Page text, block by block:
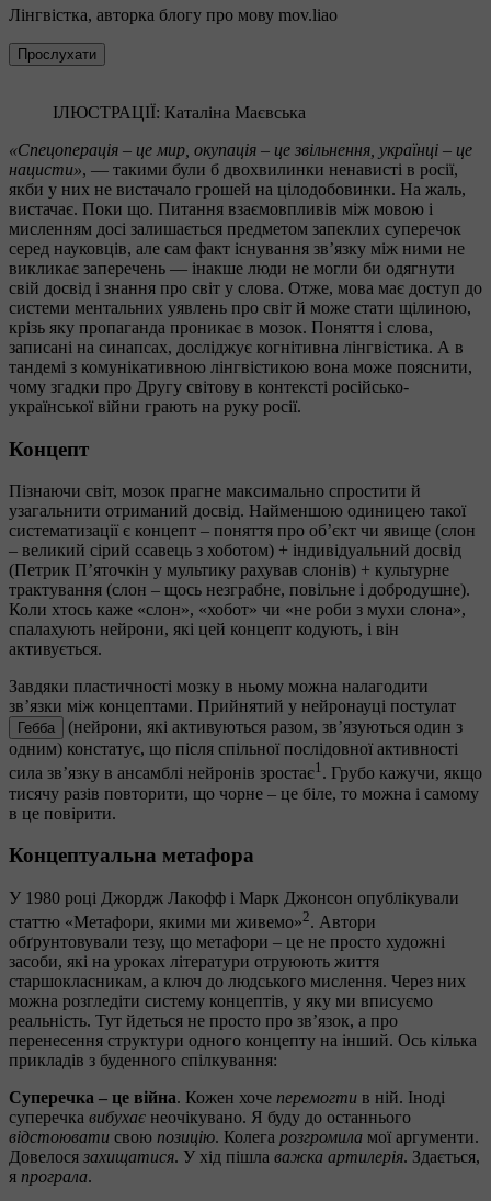
Лінгвістка, авторка блогу про мову mov.liao
Прослухати
ІЛЮСТРАЦІЇ: Каталіна Маєвська
«Спецоперація – це мир, окупація – це звільнення, українці – це
нацисти», — такими були б двохвилинки ненависті в росії,
якби у них не вистачало грошей на цілодобовинки. На жаль,
вистачає. Поки що. Питання взаємовпливів між мовою і
мисленням досі залишається предметом запеклих суперечок
серед науковців, але сам факт існування зв’язку між ними не
викликає заперечень — інакше люди не могли би одягнути
свій досвід і знання про світ у слова. Отже, мова має доступ до
системи ментальних уявлень про світ й може стати щілиною,
крізь яку пропаганда проникає в мозок. Поняття і слова,
записані на синапсах, досліджує когнітивна лінгвістика. А в
тандемі з комунікативною лінгвістикою вона може пояснити,
чому згадки про Другу світову в контексті російсько-
української війни грають на руку росії.
Концепт
Пізнаючи світ, мозок прагне максимально спростити й
узагальнити отриманий досвід. Найменшою одиницею такої
систематизації є концепт – поняття про об’єкт чи явище (слон
– великий сірий ссавець з хоботом) + індивідуальний досвід
(Петрик П’яточкін у мультику рахував слонів) + культурне
трактування (слон – щось незграбне, повільне і добродушне).
Коли хтось каже «слон», «хобот» чи «не роби з мухи слона»,
спалахують нейрони, які цей концепт кодують, і він
активується.
Завдяки пластичності мозку в ньому можна налагодити
зв’язки між концептами. Прийнятий у нейронауці постулат
Гебба
(нейрони, які активуються разом, зв’язуються один з
одним) констатує, що після спільної послідовної активності
сила зв’язку в ансамблі нейронів зростає1. Грубо кажучи, якщо
тисячу разів повторити, що чорне – це біле, то можна і самому
в це повірити.
Концептуальна метафора
У 1980 році Джордж Лакофф і Марк Джонсон опублікували
статтю «Метафори, якими ми живемо»2. Автори
обґрунтовували тезу, що метафори – це не просто художні
засоби, які на уроках літератури отруюють життя
старшокласникам, а ключ до людського мислення. Через них
можна розгледіти систему концептів, у яку ми вписуємо
реальність. Тут йдеться не просто про зв’язок, а про
перенесення структури одного концепту на інший. Ось кілька
прикладів з буденного спілкування:
Суперечка – це війна. Кожен хоче перемогти в ній. Іноді
суперечка вибухає неочікувано. Я буду до останнього
відстоювати свою позицію. Колега розгромила мої аргументи.
Довелося захищатися. У хід пішла важка артилерія. Здається,
я програла.